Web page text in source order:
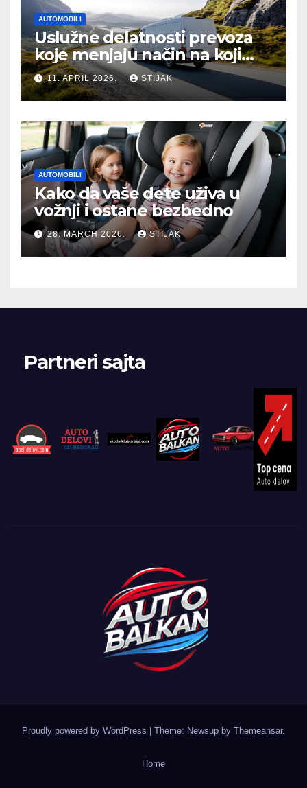
AUTOMOBILI
Uslužne delatnosti prevoza
koje menjaju način na koji
putujemo
11. APRIL 2026. STIJAK
AUTOMOBILI
Kako da vaše dete uživa u
vožnji i ostane bezbedno
28. MARCH 2026. STIJAK
Partneri sajta
Proudly powered by WordPress Theme: Newsup by Themeansar.
Home